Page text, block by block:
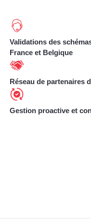
Validations des
France et Belgique
Réseau de partenaires
Gestion proactive et